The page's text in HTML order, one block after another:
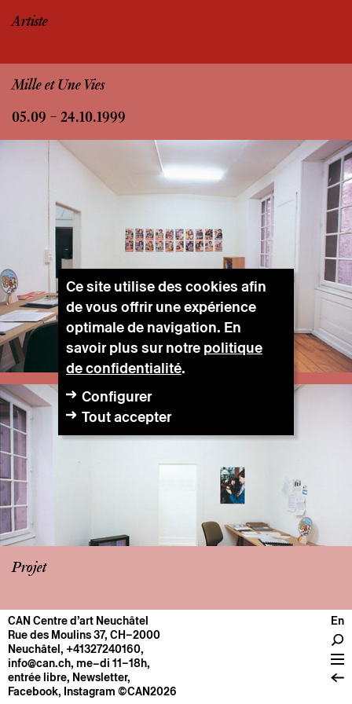
Artiste
Mille et Une Vies
05.09 – 24.10.1999
Projet
CENTRE
Infos pratiques
Fonctionnement
À propos
CAN Centre d’art Neuchâtel
Rue des Moulins 37, CH–2000
Neuchâtel, +41327240160,
info@can.ch, me–di 11–18h,
entrée libre, Newsletter,
Facebook, Instagram ©CAN2026
En
Ce site utilise des cookies afin
de vous offrir une expérience
optimale de navigation. En
savoir plus sur notre politique
de confidentialité.
Configurer
Tout accepter